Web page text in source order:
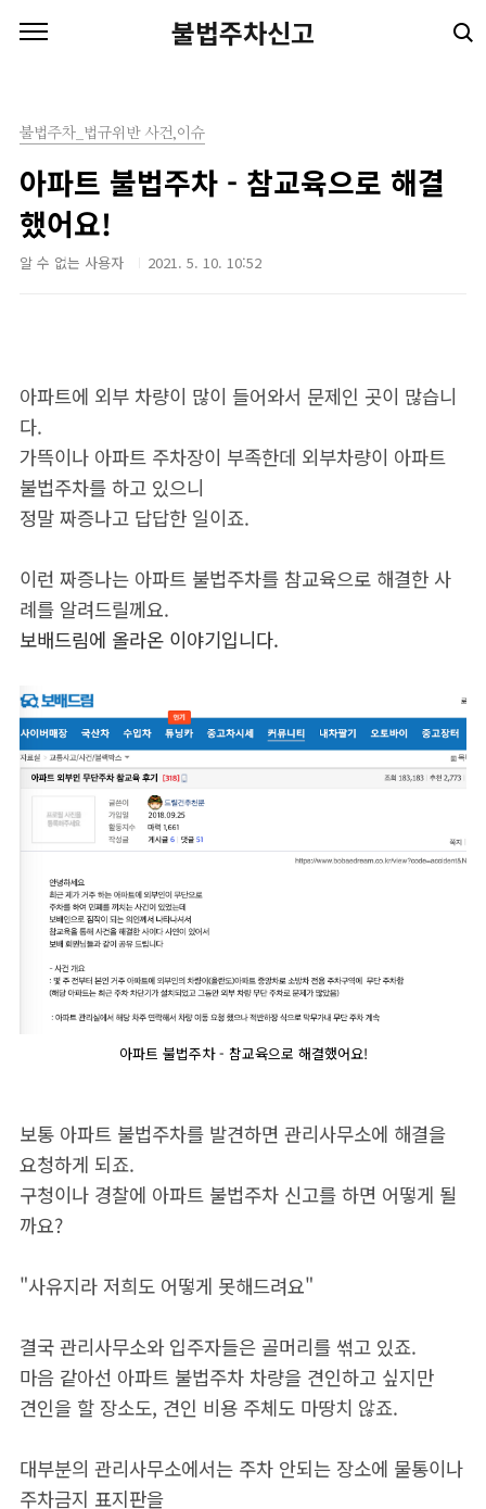
불법주차신고
불법주차_법규위반 사건,이슈
아파트 불법주차 - 참교육으로 해결
했어요!
알 수 없는 사용자 2021. 5. 10. 10:52
아파트에 외부 차량이 많이 들어와서 문제인 곳이 많습니
다.
가뜩이나 아파트 주차장이 부족한데 외부차량이 아파트
불법주차를 하고 있으니
정말 짜증나고 답답한 일이죠.
이런 짜증나는 아파트 불법주차를 참교육으로 해결한 사
례를 알려드릴께요.
보배드림에 올라온 이야기입니다.
아파트 불법주차 - 참교육으로 해결했어요!
보통 아파트 불법주차를 발견하면 관리사무소에 해결을
요청하게 되죠.
구청이나 경찰에 아파트 불법주차 신고를 하면 어떻게 될
까요?
"사유지라 저희도 어떻게 못해드려요"
결국 관리사무소와 입주자들은 골머리를 썪고 있죠.
마음 같아선 아파트 불법주차 차량을 견인하고 싶지만
견인을 할 장소도, 견인 비용 주체도 마땅치 않죠.
대부분의 관리사무소에서는 주차 안되는 장소에 물통이나
주차금지 표지판을